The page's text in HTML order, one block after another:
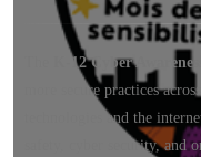
K-12 Cyber
more secure practices
technologies and the
safety, cyber security,